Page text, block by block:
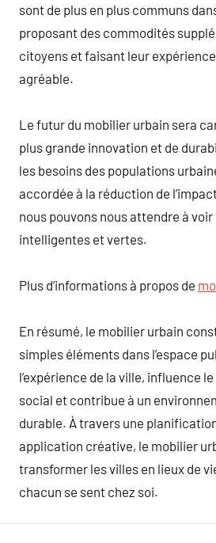
sont de plus en plus communs
proposant des commodités
citoyens et faisant leur
agréable.
Le futur du mobilier urbain sera
plus grande innovation et de
les besoins des populations
accordée à la réduction de
nous pouvons nous attendre à
intelligentes et vertes.
Plus d’informations à propos de
En résumé, le mobilier urbain
simples éléments dans l’espace
l’expérience de la ville, influence
social et contribue à un
durable. À travers une
application créative, le mobilier
transformer les villes en lieux de
chacun se sent chez soi.